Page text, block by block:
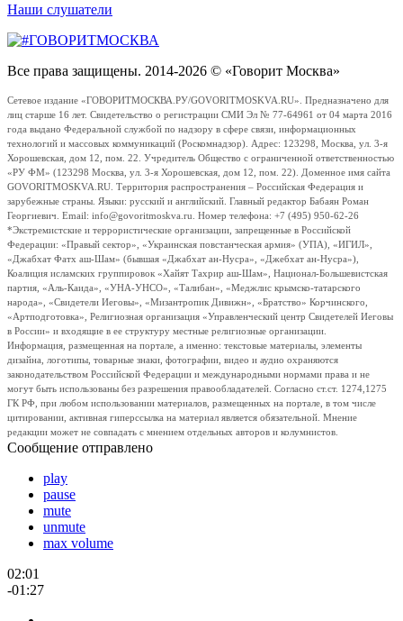
Наши слушатели
Все права защищены. 2014-2026 © «Говорит Москва»
Сетевое издание «ГОВОРИТМОСКВА.РУ/GOVORITMOSKVA.RU». Предназначено для
лиц старше 16 лет. Свидетельство о регистрации СМИ Эл № 77-64961 от 04 марта 2016
года выдано Федеральной службой по надзору в сфере связи, информационных
технологий и массовых коммуникаций (Роскомнадзор). Адрес: 123298, Москва, ул. 3-я
Хорошевская, дом 12, пом. 22. Учредитель Общество с ограниченной ответственностью
«РУ ФМ» (123298 Москва, ул. 3-я Хорошевская, дом 12, пом. 22). Доменное имя сайта
GOVORITMOSKVA.RU. Территория распространения – Российская Федерация и
зарубежные страны. Языки: русский и английский. Главный редактор Бабаян Роман
Георгиевич. Email: info@govoritmoskva.ru. Номер телефона: +7 (495) 950-62-26
*Экстремистские и террористические организации, запрещенные в Российской
Федерации: «Правый сектор», «Украинская повстанческая армия» (УПА), «ИГИЛ»,
«Джабхат Фатх аш-Шам» (бывшая «Джабхат ан-Нусра», «Джебхат ан-Нусра»),
Коалиция исламских группировок «Хайят Тахрир аш-Шам», Национал-Большевистская
партия, «Аль-Каида», «УНА-УНСО», «Талибан», «Меджлис крымско-татарского
народа», «Свидетели Иеговы», «Мизантропик Дивижн», «Братство» Корчинского,
«Артподготовка», Религиозная организация «Управленческий центр Свидетелей Иеговы
в России» и входящие в ее структуру местные религиозные организации.
Информация, размещенная на портале, а именно: текстовые материалы, элементы
дизайна, логотипы, товарные знаки, фотографии, видео и аудио охраняются
законодательством Российской Федерации и международными нормами права и не
могут быть использованы без разрешения правообладателей. Согласно ст.ст. 1274,1275
ГК РФ, при любом использовании материалов, размещенных на портале, в том числе
цитировании, активная гиперссылка на материал является обязательной. Мнение
редакции может не совпадать с мнением отдельных авторов и колумнистов.
Сообщение отправлено
play
pause
mute
unmute
max volume
02:01
-01:27